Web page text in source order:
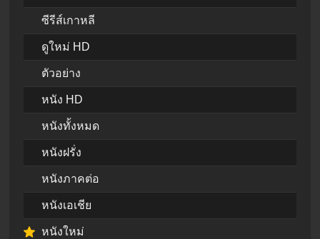
ซีรีส์เกาหลี
ดูใหม่ HD
ตัวอย่าง
หนัง HD
หนังทั้งหมด
หนังฝรั่ง
หนังภาคต่อ
หนังเอเชีย
หนังใหม่